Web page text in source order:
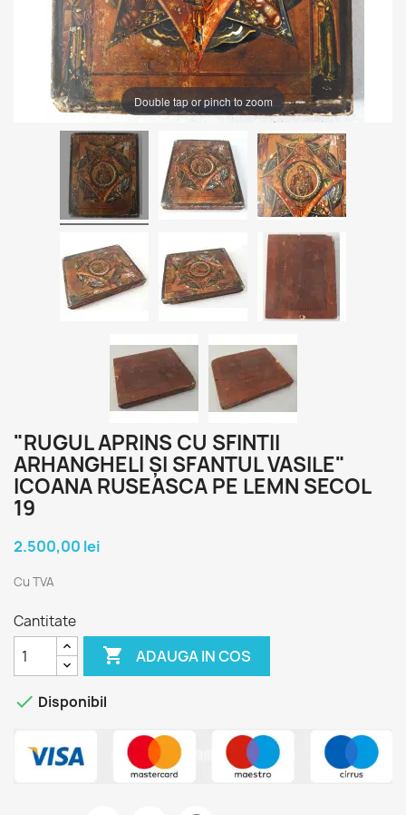
Double tap or pinch to zoom
"RUGUL APRINS CU SFINTII
ARHANGHELI ȘI SFANTUL VASILE"
ICOANA RUSEASCA PE LEMN SECOL
19
2.500,00 lei
Cu TVA
Cantitate
 ADAUGA IN COS
 Disponibil